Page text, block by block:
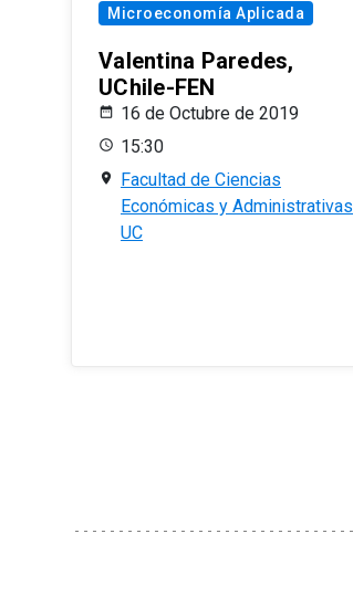
Microeconomía Aplicada
Valentina Paredes,
UChile-FEN
16 de Octubre de 2019
15:30
Facultad de Ciencias
Económicas y Administrativas
UC